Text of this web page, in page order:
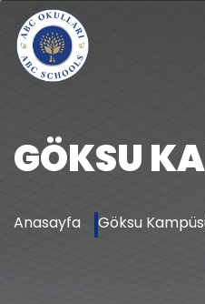
GÖKSU
Anasayfa Göksu